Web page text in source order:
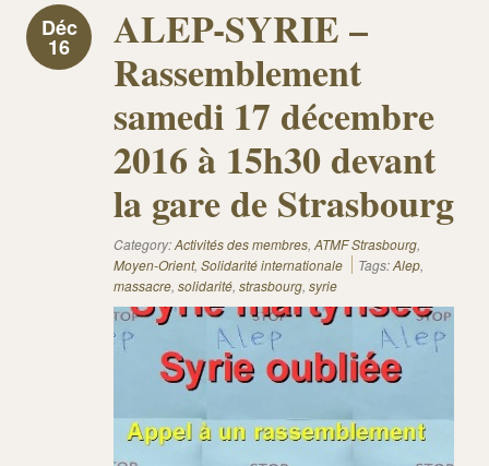
Déc
16
ALEP-SYRIE –
Rassemblement
samedi 17 décembre
2016 à 15h30 devant
la gare de Strasbourg
Category:Activités des membres,ATMF Strasbourg,
Moyen-Orient, Solidarité internationale Tags:Alep,
massacre, solidarité, strasbourg, syrie